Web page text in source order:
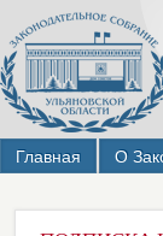
Главная О